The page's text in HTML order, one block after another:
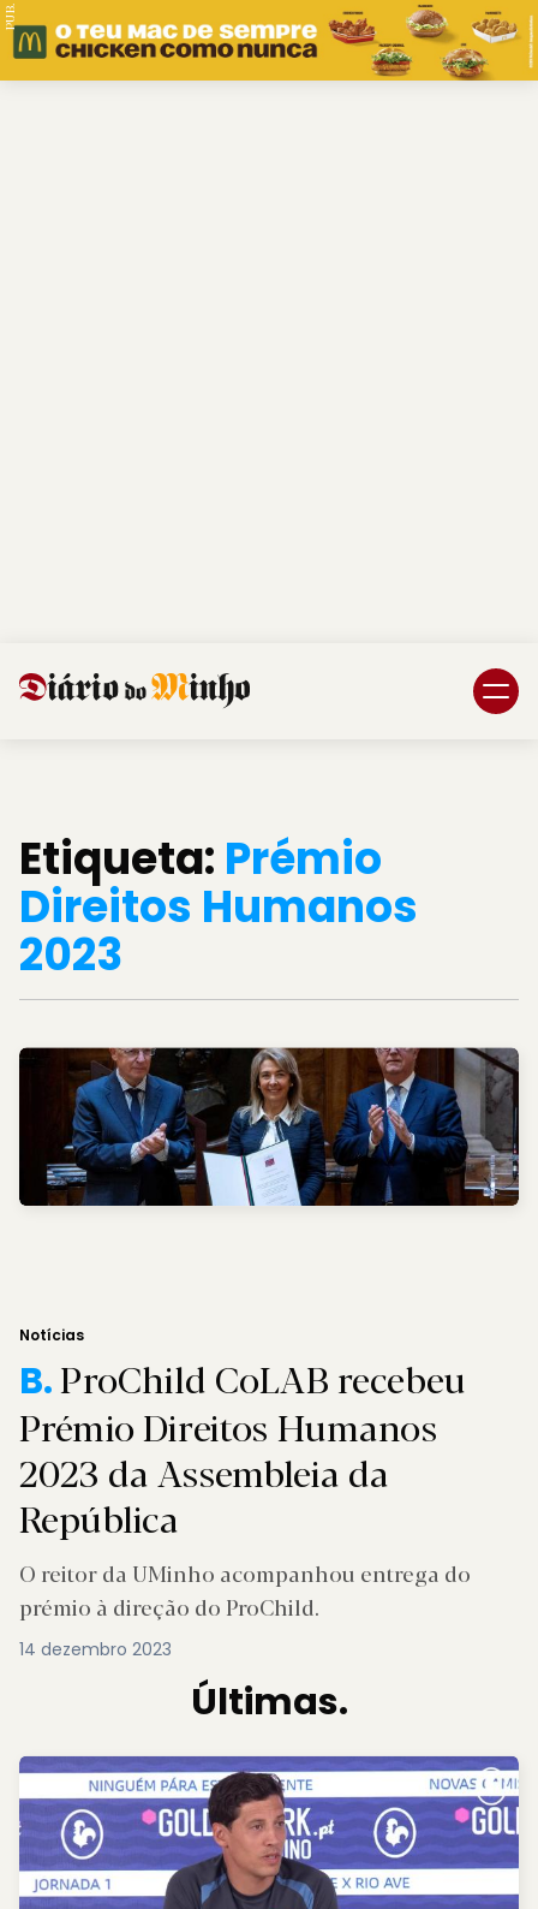
PUB.
Etiqueta: Prémio
Direitos Humanos
2023
Notícias
B.ProChild CoLAB recebeu
Prémio Direitos Humanos
2023 da Assembleia da
República
O reitor da UMinho acompanhou entrega do
prémio à direção do ProChild.
14 dezembro 2023
Últimas.